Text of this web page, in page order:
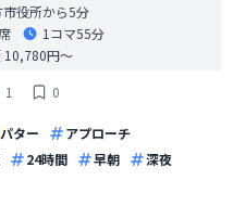
市役所から5分
1コマ55分
10,780円〜
1 0
パター
アプローチ
24時間 早朝
深夜